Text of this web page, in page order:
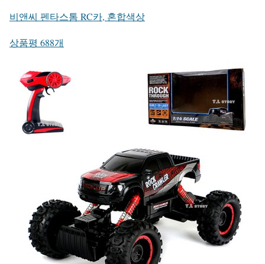
비앤씨 펜타스톰 RC카, 혼합색상
상품평 688개